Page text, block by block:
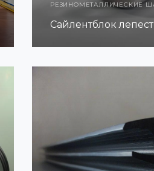
РЕЗИНОМЕТАЛЛИЧЕСКИЕ
Сайлентблок